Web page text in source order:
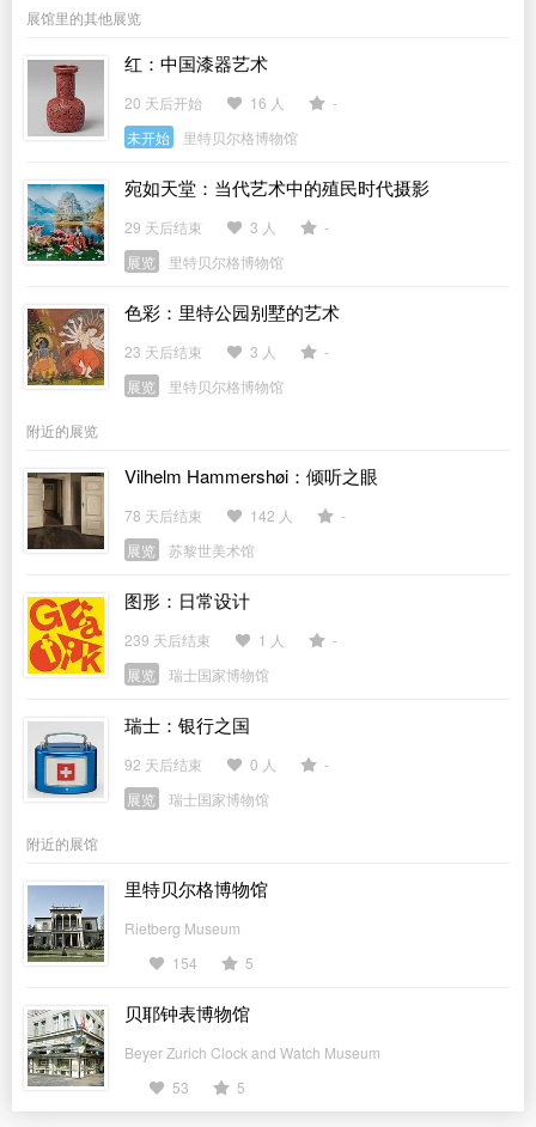
展馆里的其他展览
红：中国漆器艺术
20 天后开始 16 人
-
未开始
里特贝尔格博物馆
宛如天堂：当代艺术中的殖民时代摄影
29 天后结束 3 人
-
展览
里特贝尔格博物馆
色彩：里特公园别墅的艺术
23 天后结束 3 人
-
展览
里特贝尔格博物馆
附近的展览
Vilhelm Hammershøi：倾听之眼
78 天后结束 142 人
-
展览
苏黎世美术馆
图形：日常设计
239 天后结束 1 人
-
展览
瑞士国家博物馆
瑞士：银行之国
92 天后结束 0 人
-
展览
瑞士国家博物馆
附近的展馆
里特贝尔格博物馆
Rietberg Museum
154
5
贝耶钟表博物馆
Beyer Zurich Clock and Watch Museum
53
5